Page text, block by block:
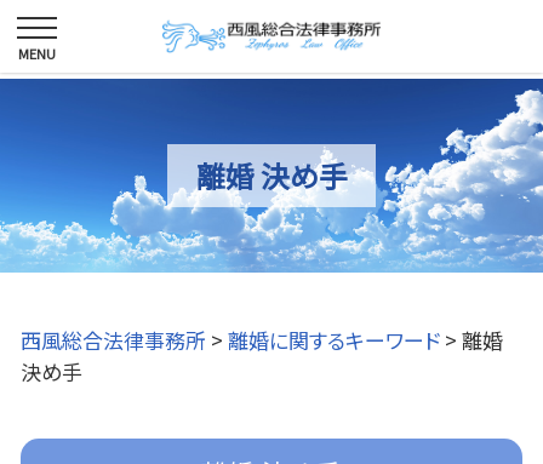
離婚 決め手
西風総合法律事務所 > 離婚に関するキーワード > 離婚
決め手